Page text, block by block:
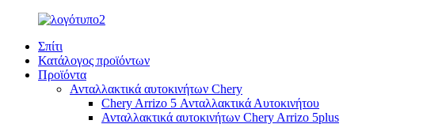
Σπίτι
Κατάλογος προϊόντων
Προϊόντα
Ανταλλακτικά αυτοκινήτων Chery
Chery Arrizo 5 Ανταλλακτικά Αυτοκινήτου
Ανταλλακτικά αυτοκινήτων Chery Arrizo 5plus